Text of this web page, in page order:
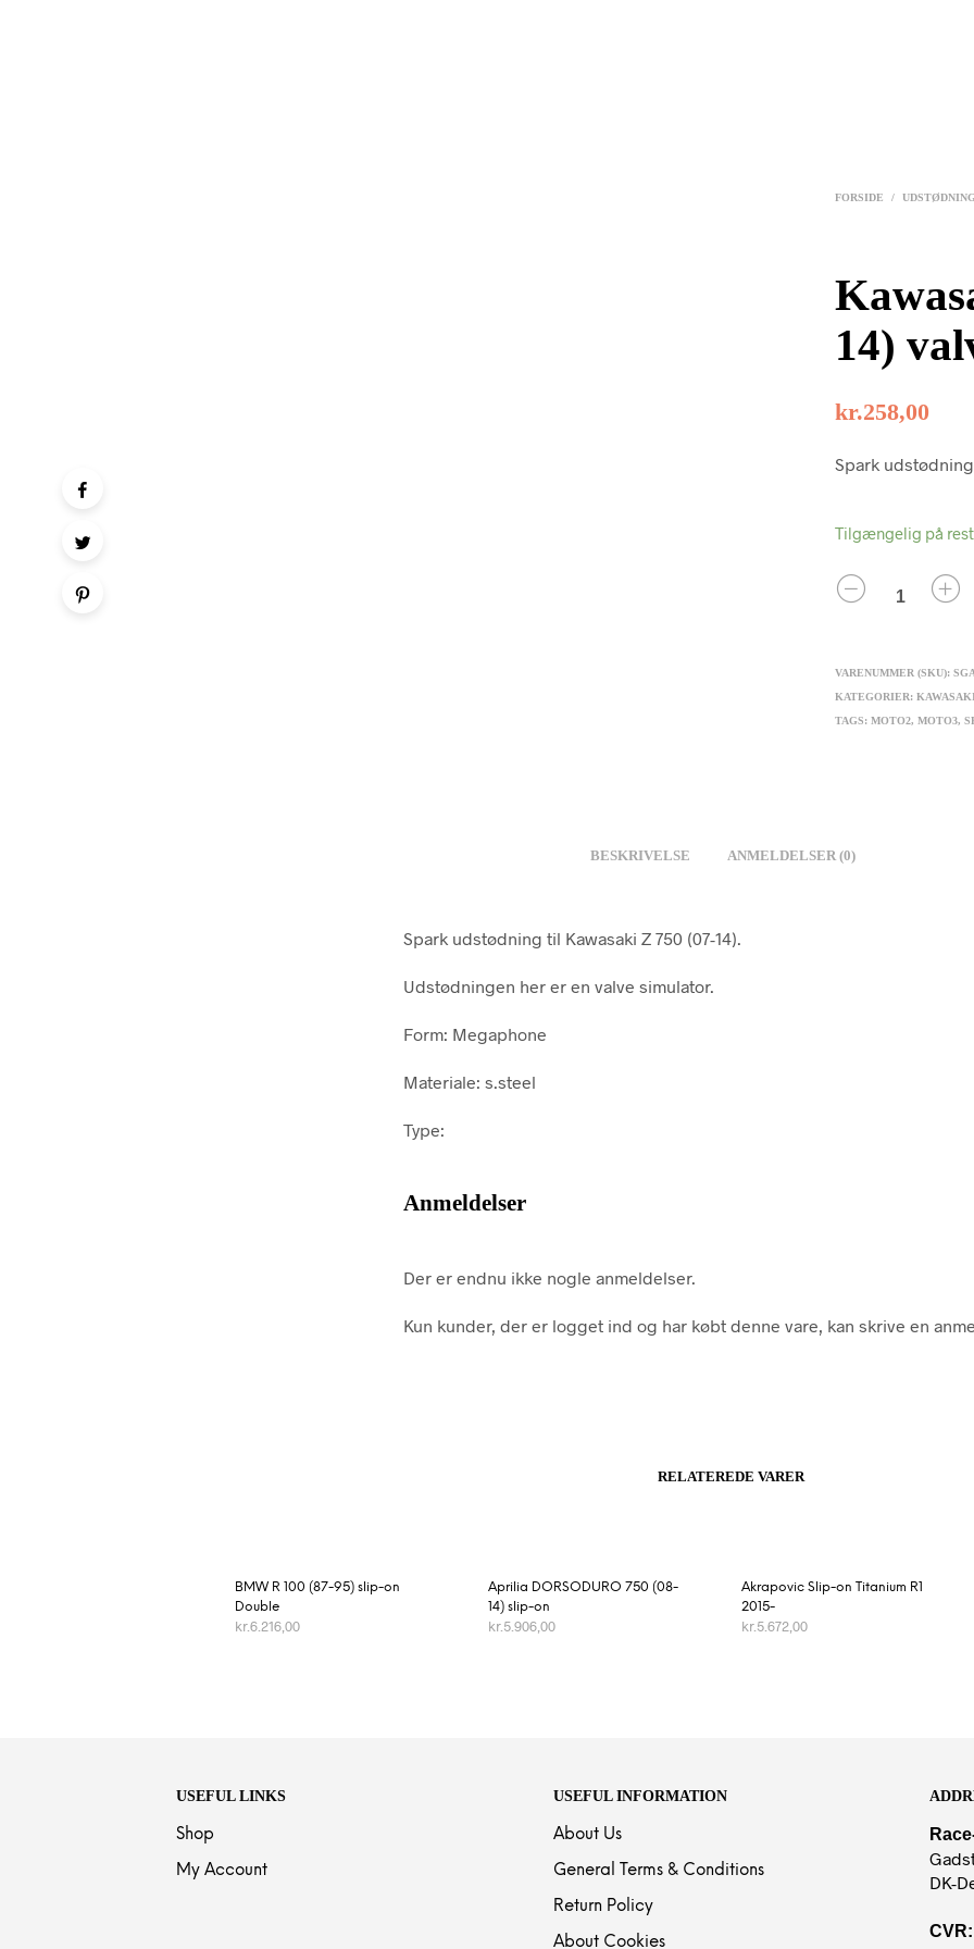
FORSIDE /
14)
kr.258,00
Spark udstødning
Tilgængelig på
ANTAL
VARENUMMER (SKU):
KATEGORIER:
TAGS:MOTO2,MOTO3,
BESKRIVELSE ANMELDELSER (0)
Spark udstødning til Kawasaki Z 750 (07-14).
Udstødningen her er en valve simulator.
Form: Megaphone
Materiale: s.steel
Type:
Anmeldelser
Der er endnu ikke nogle anmeldelser.
Kun kunder, der er logget ind og har købt denne vare, kan skrive en
RELATEREDE VARER
BMW R 100 (87-95) slip-on
Double
kr.6.216,00
Aprilia DORSODURO 750 (08-
14) slip-on
kr.5.906,00
Akrapovic Slip-on Titanium R1
2015-
kr.5.672,00
USEFUL LINKS
Shop
My Account
USEFUL INFORMATION
About Us
General Terms & Conditions
Return Policy
About Cookies
DK-
CVR: